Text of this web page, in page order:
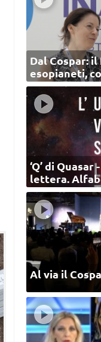
Dal Cospar:
esopianeti,
‘Q’ di
lettera.
Al via il